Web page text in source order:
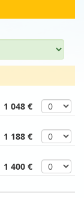
1 048 €
1 188 €
1 400 €